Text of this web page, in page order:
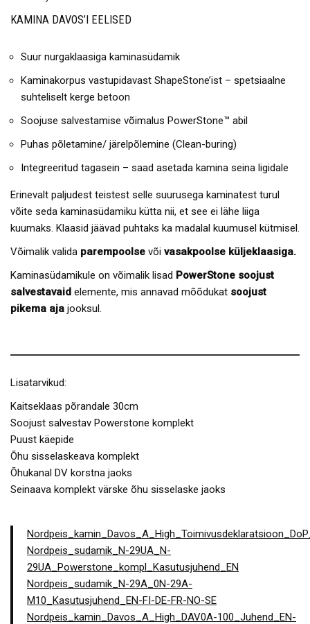
KAMINA DAVOS’I EELISED
Suur nurgaklaasiga kaminasüdamik
Kaminakorpus vastupidavast ShapeStone’ist – spetsiaalne
suhteliselt kerge betoon
Soojuse salvestamise võimalus PowerStone™ abil
Puhas põletamine/ järelpõlemine (Clean-buring)
Integreeritud tagasein – saad asetada kamina seina ligidale
Erinevalt paljudest teistest selle suurusega kaminatest turul
võite seda kaminasüdamiku kütta nii, et see ei lähe liiga
kuumaks. Klaasid jäävad puhtaks ka madalal kuumusel kütmisel.
Võimalik valida parempoolse või vasakpoolse küljeklaasiga.
Kaminasüdamikule on võimalik lisad PowerStone soojust
salvestavaid elemente, mis annavad mõõdukat soojust
pikema aja jooksul.
Lisatarvikud:
Kaitseklaas põrandale 30cm
Soojust salvestav Powerstone komplekt
Puust käepide
Õhu sisselaskeava komplekt
Õhukanal DV korstna jaoks
Seinaava komplekt värske õhu sisselaske jaoks
Nordpeis_sudamik_N-29UA_N-
29UA_Powerstone_kompl_Kasutusjuhend_EN
Nordpeis_sudamik_N-29A_0N-29A-
M10_Kasutusjuhend_EN-FI-DE-FR-NO-SE
Nordpeis_kamin_Davos_A_High_DAV0A-100_Juhend_EN-